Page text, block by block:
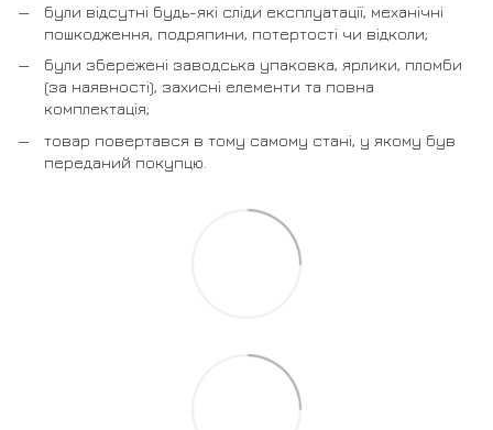
були відсутні будь-які сліди експлуатації, механічні
пошкодження, подряпини, потертості чи відколи;
були збережені заводська упаковка, ярлики, пломби
(за наявності), захисні елементи та повна
комплектація;
товар повертався в тому самому стані, у якому був
переданий покупцю.